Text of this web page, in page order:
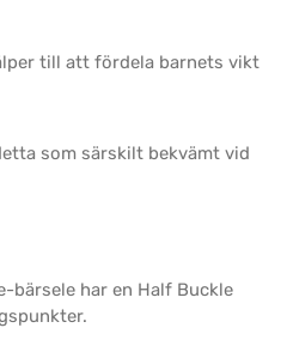
till att fördela barnets vikt
som särskilt bekvämt vid
bärsele har en Half Buckle